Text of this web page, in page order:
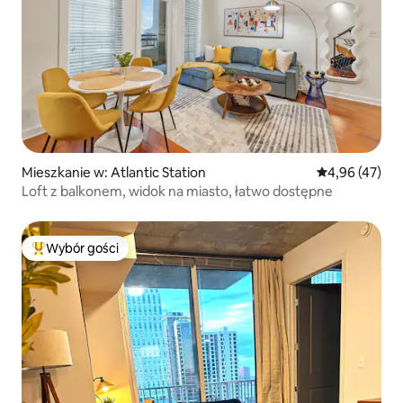
Mieszkanie w: Atlantic Station Średnia
4,96 (47)
Loft z balkonem, widok na miasto, łatwo dostępne
Najpopularniejsze z kategorii Wybór gości
Wybór gości